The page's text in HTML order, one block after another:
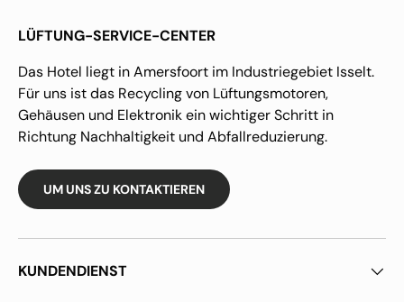
LÜFTUNG-SERVICE-CENTER
Das Hotel liegt in Amersfoort im Industriegebiet Isselt.
Für uns ist das Recycling von Lüftungsmotoren,
Gehäusen und Elektronik ein wichtiger Schritt in
Richtung Nachhaltigkeit und Abfallreduzierung.
UM UNS ZU KONTAKTIEREN
KUNDENDIENST